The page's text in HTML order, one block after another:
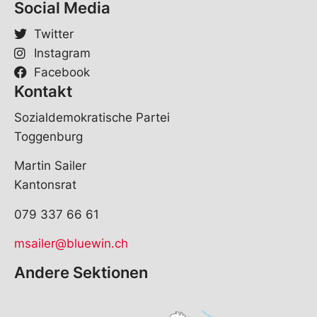
Social Media
Twitter
Instagram
Facebook
Kontakt
Sozialdemokratische Partei
Toggenburg
Martin Sailer
Kantonsrat
079 337 66 61
msailer@bluewin.ch
Andere Sektionen